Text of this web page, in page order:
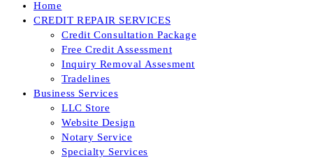
Home
CREDIT REPAIR SERVICES
Credit Consultation Package
Free Credit Assessment
Inquiry Removal Assesment
Tradelines
Business Services
LLC Store
Website Design
Notary Service
Specialty Services